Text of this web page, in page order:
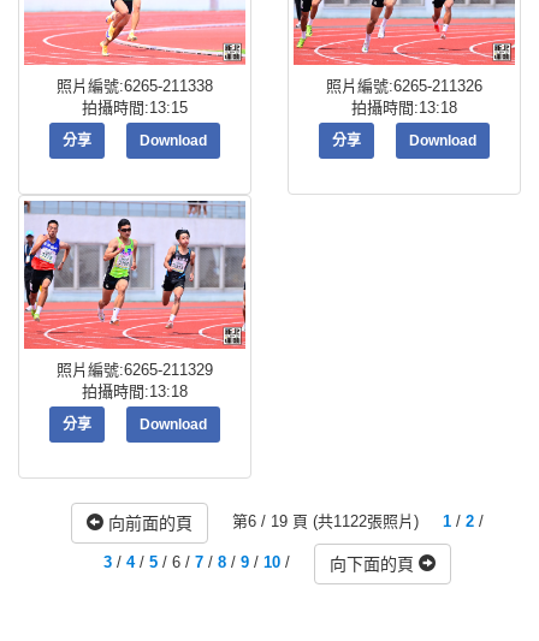
照片編號:6265-211338
拍攝時間:13:15
分享 Download
照片編號:6265-211326
拍攝時間:13:18
分享 Download
照片編號:6265-211329
拍攝時間:13:18
分享 Download
向前面的頁 第6 / 19 頁 (共1122張照片) 1 / 2 /
3 / 4/ 5 / 6 / 7 / 8 / 9 / 10 / 向下面的頁